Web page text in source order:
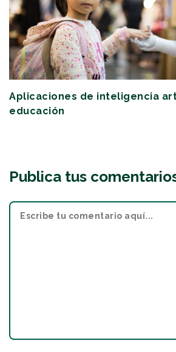
Aplicaciones de inteligencia
educación
Publica tus